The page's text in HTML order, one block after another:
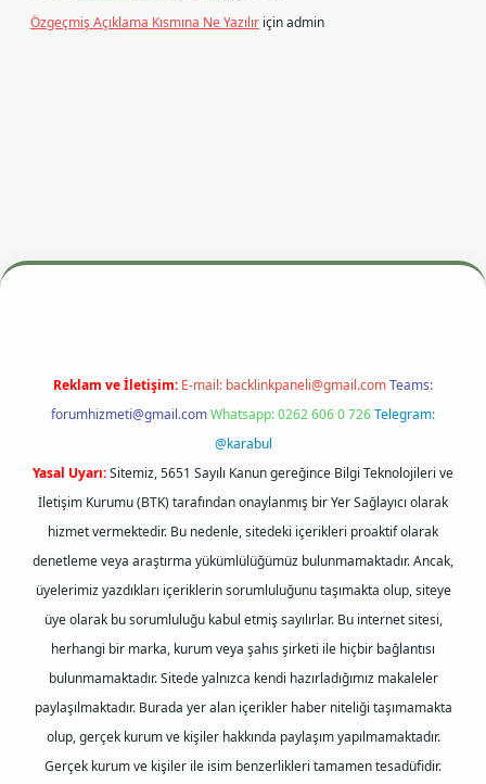
Özgeçmiş Açıklama Kısmına Ne Yazılır içinadmin
betexper.xyzm elexbet
Reklam ve İletişim: E-mail: backlinkpaneli@gmail.comTeams:
forumhizmeti@gmail.comWhatsapp: 0262 606 0 726Telegram:
@karabul
Yasal Uyarı:Sitemiz, 5651 Sayılı Kanun gereğince Bilgi Teknolojileri ve
İletişim Kurumu (BTK) tarafından onaylanmış bir Yer Sağlayıcı olarak
hizmet vermektedir. Bu nedenle, sitedeki içerikleri proaktif olarak
denetleme veya araştırma yükümlülüğümüz bulunmamaktadır. Ancak,
üyelerimiz yazdıkları içeriklerin sorumluluğunu taşımakta olup, siteye
üye olarak bu sorumluluğu kabul etmiş sayılırlar. Bu internet sitesi,
herhangi bir marka, kurum veya şahıs şirketi ile hiçbir bağlantısı
bulunmamaktadır. Sitede yalnızca kendi hazırladığımız makaleler
paylaşılmaktadır. Burada yer alan içerikler haber niteliği taşımamakta
olup, gerçek kurum ve kişiler hakkında paylaşım yapılmamaktadır.
Gerçek kurum ve kişiler ile isim benzerlikleri tamamen tesadüfidir.